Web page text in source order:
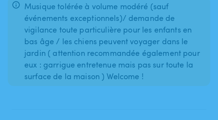
Musique tolérée à volume modéré (sauf
événements exceptionnels)/ demande de
vigilance toute particulière pour les enfants en
bas âge / les chiens peuvent voyager dans le
jardin ( attention recommandée également pour
eux : garrigue entretenue mais pas sur toute la
surface de la maison ) Welcome !